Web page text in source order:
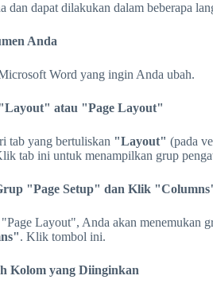
dan dapat dilakukan dalam beberapa
Anda
Word yang ingin Anda ubah.
atau "Page Layout"
tab yang bertuliskan "Layout" (pada
tab ini untuk menampilkan grup
"Page Setup" dan Klik
Layout", Anda akan menemukan
. Klik tombol ini.
Kolom yang Diinginkan